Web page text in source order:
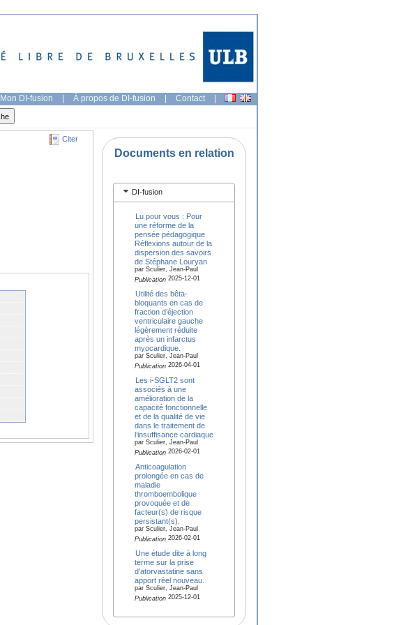
Mon DI-fusion | À propos de DI-fusion | Contact |
Citer
Documents en relation
DI-fusion
Lu pour vous : Pour
une réforme de la
pensée pédagogique
Réflexions autour de la
dispersion des savoirs
de Stéphane Louryan
par Sculier, Jean-Paul
Publication2025-12-01
Utilité des bêta-
bloquants en cas de
fraction d’éjection
ventriculaire gauche
légèrement réduite
après un infarctus
myocardique.
par Sculier, Jean-Paul
Publication2026-04-01
Les i-SGLT2 sont
associés à une
amélioration de la
capacité fonctionnelle
et de la qualité de vie
dans le traitement de
l’insuffisance cardiaque
par Sculier, Jean-Paul
Publication2026-02-01
Anticoagulation
prolongée en cas de
maladie
thromboembolique
provoquée et de
facteur(s) de risque
persistant(s).
par Sculier, Jean-Paul
Publication2026-02-01
Une étude dite à long
terme sur la prise
d’atorvastatine sans
apport réel nouveau.
par Sculier, Jean-Paul
Publication2025-12-01